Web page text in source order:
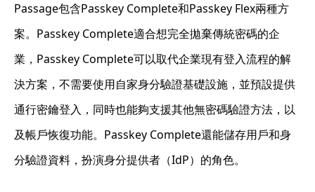
Passage包含Passkey Complete和Passkey Flex兩種方
案。Passkey Complete適合想完全拋棄傳統密碼的企
業，Passkey Complete可以取代企業現有登入流程的解
決方案，不需要使用自家身分驗證基礎設施，並預設提供
通行密鑰登入，同時也能夠支援其他無密碼驗證方法，以
及帳戶恢復功能。Passkey Complete還能儲存用戶和身
分驗證資料，扮演身分提供者（IdP）的角色。